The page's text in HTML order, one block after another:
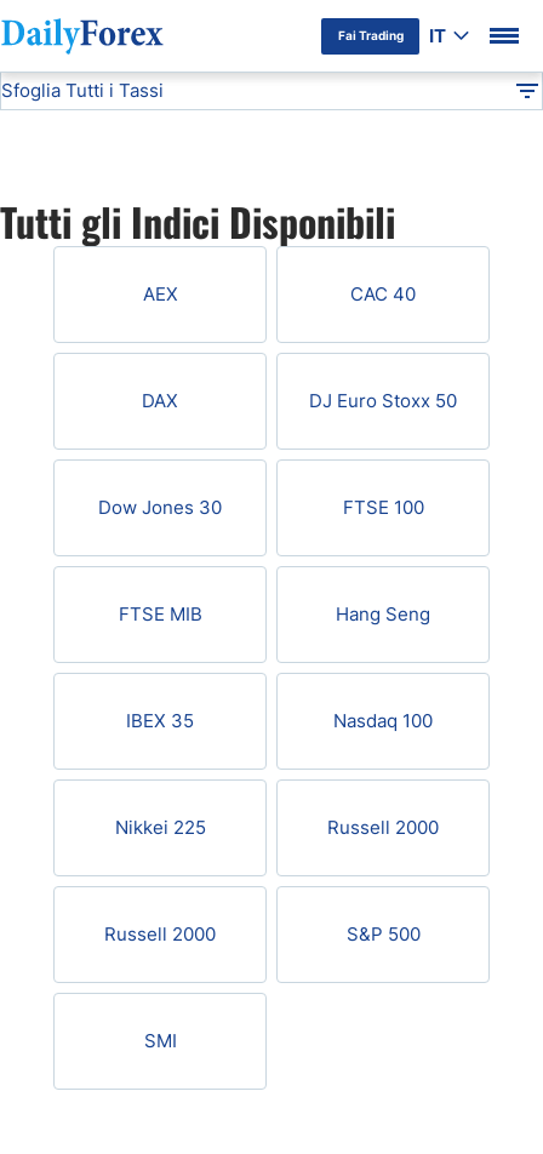
Fai Trading IT
Informativa Pubblicitaria
Sfoglia Tutti i Tassi
USD/JPY
AUD/USD
Tutte le Valute
Tutti gli Indici Disponibili
AEX CAC 40
DAX DJ Euro Stoxx 50
Dow Jones 30 FTSE 100
FTSE MIB Hang Seng
IBEX 35 Nasdaq 100
Nikkei 225 Russell 2000
Russell 2000 S&P 500
SMI